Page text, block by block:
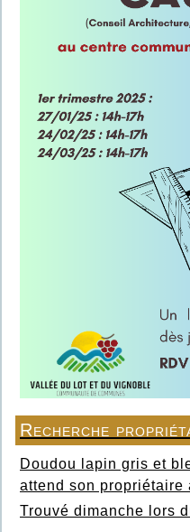
Recherche
Doudou lapin gris et
attend son propriétaire
Trouvé dimanche lors